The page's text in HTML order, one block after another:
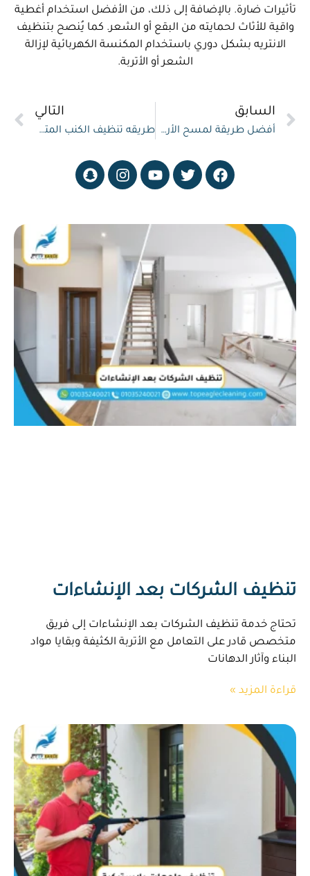
تأثيرات ضارة. بالإضافة إلى ذلك، من الأفضل استخدام أغطية
واقية للأثاث لحمايته من البقع أو الشعر. كما يُنصح بتنظيف
الانتريه بشكل دوري باستخدام المكنسة الكهربائية لإزالة
الشعر أو الأتربة.
السابق
أفضل طريقة لمسح الأرضيات
التالي
طريقه تنظيف الكنب المتسخ
تنظيف الشركات بعد الإنشاءات
تحتاج خدمة تنظيف الشركات بعد الإنشاءات إلى فريق
متخصص قادر على التعامل مع الأتربة الكثيفة وبقايا مواد
البناء وآثار الدهانات
قراءة المزيد »